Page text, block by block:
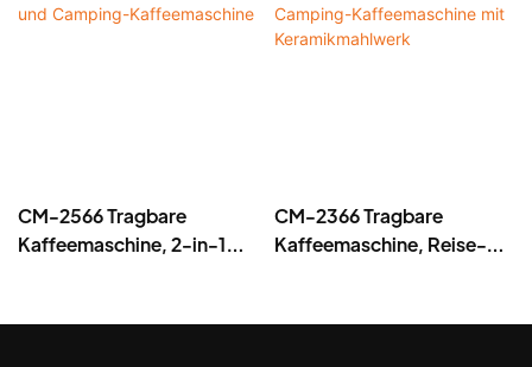
CM-2566 Tragbare
Kaffeemaschine, 2-in-1
CM-2366 Tragbare
Kaffeemaschine, Reise-
Keramikmahlwerk